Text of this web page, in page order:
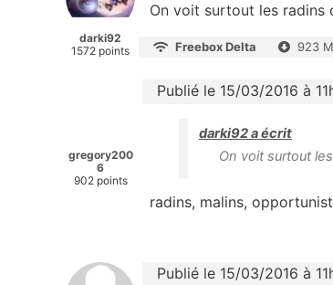
darki92
1572 points
On voit surtout les radins
Freebox Delta 923
gregory200
6
902 points
Publié le 15/03/2016 à
darki92 a écrit
On voit surtout
radins, malins,
Publié le 15/03/2016 à